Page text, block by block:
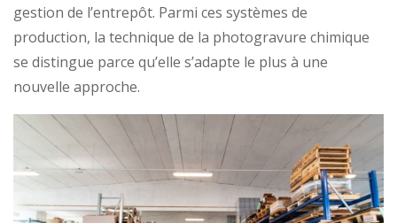
gestion de l’entrepôt. Parmi ces systèmes de
production, la technique de la photogravure chimique
se distingue parce qu’elle s’adapte le plus à une
nouvelle approche.